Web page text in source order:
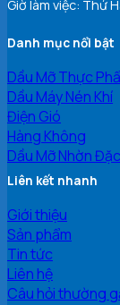
Giờ làm việc: Thứ
Danh mục nổi bật
Dầu Mỡ Thực
Dầu Máy Nén Khí
Điện Gió
Hàng Không
Dầu Mỡ Nhờn
Liên kết nhanh
Giới thiệu
Sản phẩm
Tin tức
Liên hệ
Câu hỏi thường